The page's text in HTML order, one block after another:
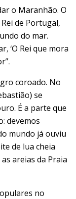
o Maranhão. O
de Portugal,
do mar.
‘O Rei que mora
coroado. No
se
É a parte que
devemos
mundo já ouviu
de lua cheia
areias da Praia
no